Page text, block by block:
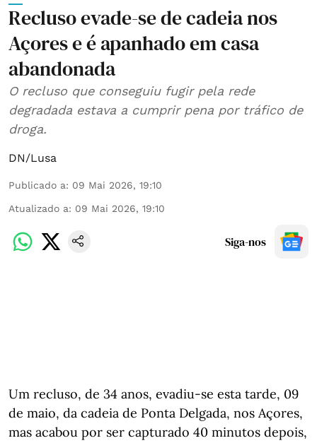
Recluso evade-se de cadeia nos
Açores e é apanhado em casa
abandonada
O recluso que conseguiu fugir pela rede
degradada estava a cumprir pena por tráfico de
droga.
DN/Lusa
Publicado a: 09 Mai 2026, 19:10
Atualizado a: 09 Mai 2026, 19:10
Siga-nos
Um recluso, de 34 anos, evadiu-se esta tarde, 09
de maio, da cadeia de Ponta Delgada, nos Açores,
mas acabou por ser capturado 40 minutos depois,